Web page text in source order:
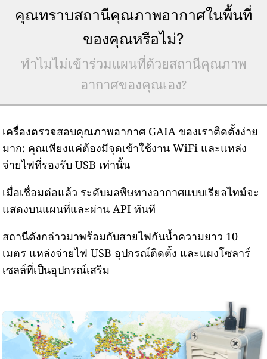
คุณทราบสถานีคุณภาพอากาศในพื้นที่
ของคุณหรือไม่?
ทำไมไม่เข้าร่วมแผนที่ด้วยสถานีคุณภาพ
อากาศของคุณเอง?
เครื่องตรวจสอบคุณภาพอากาศ GAIA ของเราติดตั้งง่าย
มาก: คุณเพียงแค่ต้องมีจุดเข้าใช้งาน WiFi และแหล่ง
จ่ายไฟที่รองรับ USB เท่านั้น
เมื่อเชื่อมต่อแล้ว ระดับมลพิษทางอากาศแบบเรียลไทม์จะ
แสดงบนแผนที่และผ่าน API ทันที
สถานีดังกล่าวมาพร้อมกับสายไฟกันน้ำความยาว 10
เมตร แหล่งจ่ายไฟ USB อุปกรณ์ติดตั้ง และแผงโซลาร์
เซลล์ที่เป็นอุปกรณ์เสริม